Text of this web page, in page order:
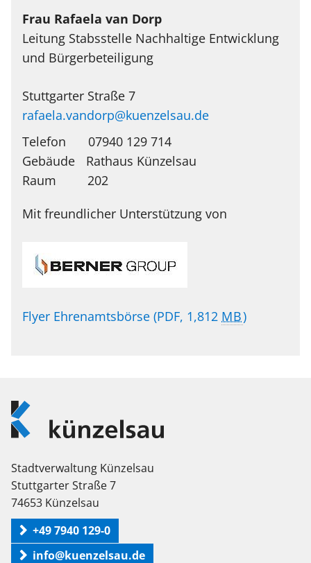
Frau Rafaela van Dorp
Leitung Stabsstelle Nachhaltige Entwicklung
und Bürgerbeteiligung
Stuttgarter Straße 7
rafaela.vandorp@kuenzelsau.de
Telefon
07940 129 714
Rathaus Künzelsau
202
Mit freundlicher Unterstützung von
Flyer Ehrenamtsbörse (PDF, 1,812 MB)
Logo
Künzelsau
Stadtverwaltung Künzelsau
Stuttgarter Straße 7
74653 Künzelsau
+49 7940 129-0
info@kuenzelsau.de